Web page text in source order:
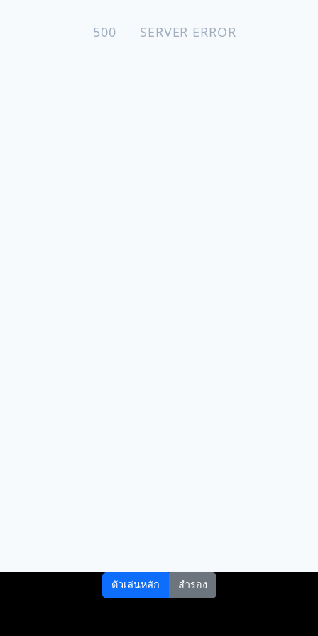
ตัวเล่นหลัก สำรอง